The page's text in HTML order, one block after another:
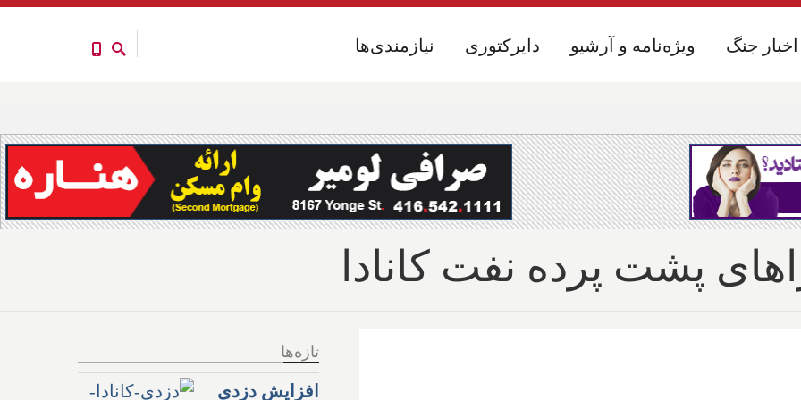
نیازمندی‌ها دایرکتوری ویژه‌نامه و آرشیو اخبار جنگ نیازمندی‌ها دایرکتوری ویژه‌نامه و آرشیو اخبار جنگ
پشت پرده نفت کانادا
تازه‌ها
افزایش دزدی